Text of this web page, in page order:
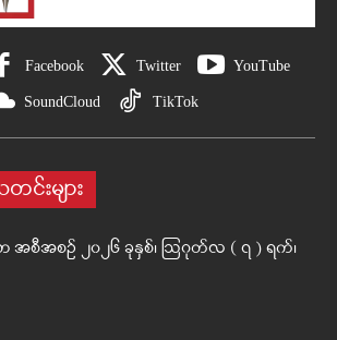
Facebook Twitter YouTube
SoundCloud TikTok
းများ
ာ အစီအစဉ် ၂၀၂၆ ခုနှစ်၊ ဩဂုတ်လ ( ၇ ) ရက်၊